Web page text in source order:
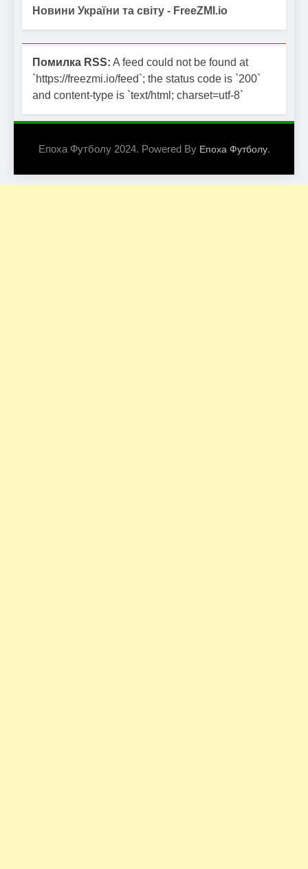
Новини України та світу - FreeZMI.io
Помилка RSS: A feed could not be found at
`https://freezmi.io/feed`; the status code is `200`
and content-type is `text/html; charset=utf-8`
Епоха Футболу 2024. Powered By Епоха Футболу.